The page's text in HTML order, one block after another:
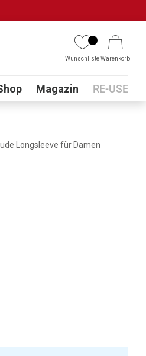
WunschlisteWarenkorb
Magazin RE-USE
Longsleeve für Damen